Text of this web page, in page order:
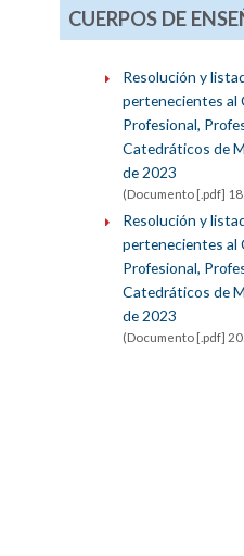
CUERPOS DE
Resolución y
pertenecientes al
Profesional,
Catedráticos de
de 2023
(Documento [.pdf]
Resolución y
pertenecientes al
Profesional,
Catedráticos de
de 2023
(Documento [.pdf]